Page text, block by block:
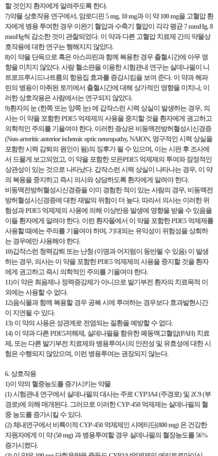
할 것인지 환자에게 알려주도록 한다.
7)약물 상호작용 연구에서, 암로디핀 5 mg, 10 mg과 이 약 100 mg을 고혈압 환
자에게 병용 투여한 경우 이완기 혈압과 수축기 혈압이 각각 평균 7 mmHg, 8
mmHg씩 감소한 것이 관찰되었다. 이 약과 다른 고혈압 치료제 간의 약물상
호작용에 대한 연구는 행해지지 않았다.
8)이 약을 단독으로 혹은 아스피린과 함께 복용한 경우 출혈시간에 아무 영
향을 미치지 않았다. 사람 혈소판을 이용한 시험관내 연구는 실데나필이 니
트로프루시드나트륨의 항응집 효과를 증강시킴을 보여 준다. 이 약과 헤파
린의 병용이 마취된 토끼에서 출혈시간에 대해 상가적인 영향을 미치나, 이
러한 상호작용은 사람에서는 연구되지 않았다.
9)환자의 눈 (한쪽 또는 양쪽 눈) 에 갑작스런 시력 상실이 발생하는 경우, 의
사는 이 약을 포함한 PDE5 억제제의 사용을 중지할 것을 환자에게 권고하고
의학적인 주의를 기울여야 한다. 이러한 증상은 비동맥전방허혈성시신경증
(Non-arteritic anterior ischemic optic neuropathy, NAION, 영구적인 시력 상실을
포함한 시력 감퇴의 원인이 됨)의 징후가 될 수 있으며, 이는 시판 후 조사에
서 드물게 보고되었고, 이 약을 포함한 모든PDE5 억제제의 투여와 잠정적인
상관성이 있는 것으로 나타났다. 갑작스런 시력 상실이 나타나는 경우, 이 약
의 복용을 중지하고 즉시 의사와 상담하도록 환자에게 알려야 한다.
비동맥전방허혈성시신경증을 이미 경험한 적이 있는 사람의 경우, 비동맥전
방허혈성시신경증에 대한 재발의 위험이 더 높다. 따라서 의사는 이러한 위
험성과 PDE5 억제제의 사용에 의해 이상반응 발생에 영향을 받을 수 있음을
이들 환자에게 알려야 한다. 이런 환자들에서 이 약을 포함한 PDE5 억제제를
사용할 때에는 주의를 기울여야 하며, 기대되는 유익성이 위험성을 상회하
는 경우에만 사용해야 한다.
10)갑작스런 청력감퇴 또는 난청 (이명과 어지럼이 동반될 수 있음) 이 발생
하는 경우, 의사는 이 약을 포함한 PDE5 억제제의 사용을 중지할 것을 환자
에게 권고하고 즉시 의학적인 주의를 기울여야 한다.
11)이 약은 최음제나 정력증강제가 아니므로 발기부전 환자의 치료목적 이
외에는 사용할 수 없다.
12)음식물과 함께 복용할 경우 공복 시에 투여하는 경우보다 효과발현시간
이 지연될 수 있다.
13) 이 약의 사용은 성관계로 전염되는 질환을 예방할 수 없다.
14) 이 약과 다른 PDE5저해제, 실데나필을 함유한 폐동맥고혈압(PAH) 치료
제, 또는 다른 발기부전 치료제와 병용투여시의 안전성 및 유효성에 대한 시
험은 수행되지 않았으며, 이런 병용투여는 권장되지 않는다.
6. 상호작용
1)이 약의 혈중농도를 증가시키는 약물
(1) 시험관내 연구에서 실데나필의 대사는 주로 CYP3A4 (주경로) 및 2C9 (부
경로)에 의해 매개된다. 그러므로 이러한 CYP-450 억제제는 실데나필의 혈
중 농도를 증가시킬 수 있다.
(2) 체내연구에서 비특이적 CYP-450 억제제인 시메티딘(800 mg) 은 건강한
자원자에게 이 약 (50 mg) 과 병용투여할 경우 실데나필의 혈장농도를 56%
증가시켰다.